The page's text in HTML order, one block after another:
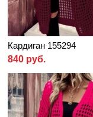
Кардиган 155294
840 руб.